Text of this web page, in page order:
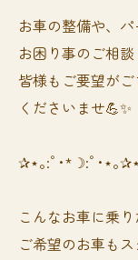
お車の整備や、
お困り事のご相
皆様もご要望が
くださいませ💪✨
✰⋆｡:ﾟ･*☽:ﾟ･⋆｡
こんなお車に乗
ご希望のお車も